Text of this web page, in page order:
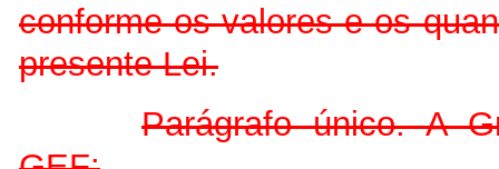
conforme os valores e os
presente Lei.
Parágrafo único. A